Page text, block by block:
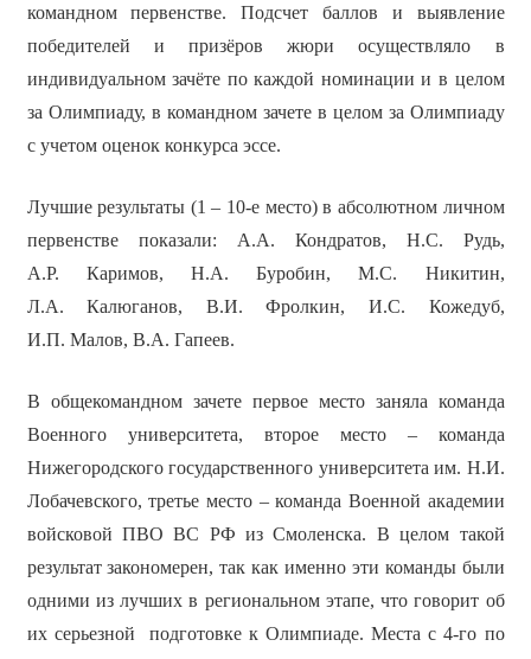
командном первенстве. Подсчет баллов и выявление
победителей и призёров жюри осуществляло в
индивидуальном зачёте по каждой номинации и в целом
за Олимпиаду, в командном зачете в целом за Олимпиаду
с учетом оценок конкурса эссе.
Лучшие результаты (1 – 10-е место) в абсолютном личном
первенстве показали: А.А. Кондратов, Н.С. Рудь,
А.Р. Каримов, Н.А. Буробин, М.С. Никитин,
Л.А. Калюганов, В.И. Фролкин, И.С. Кожедуб,
И.П. Малов, В.А. Гапеев.
В общекомандном зачете первое место заняла команда
Военного университета, второе место – команда
Нижегородского государственного университета им. Н.И.
Лобачевского, третье место – команда Военной академии
войсковой ПВО ВС РФ из Смоленска. В целом такой
результат закономерен, так как именно эти команды были
одними из лучших в региональном этапе, что говорит об
их серьезной подготовке к Олимпиаде. Места с 4-го по